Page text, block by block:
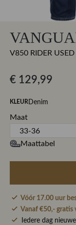
V850 RIDER
€ 129,99
KLEUR Denim
Maat
Maattabel
Vóór 17.00 uur
Vanaf €50,- gratis
Iedere dag